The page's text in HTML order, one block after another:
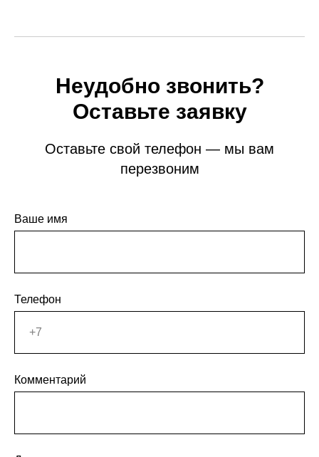
Неудобно звонить?
Оставьте заявку
Оставьте свой телефон — мы вам
перезвоним
Ваше имя
Телефон
Комментарий